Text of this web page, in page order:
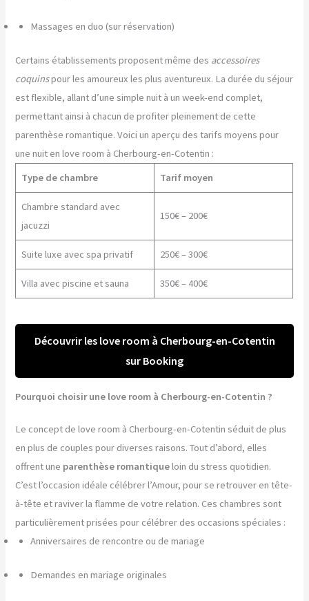
Massages en duo (sur réservation)
Certains établissements proposent même des accessoires
coquinspour les amoureux les plus aventureux. La durée du séjour
est flexible, allant d’une simple nuit à un week-end complet,
permettant ainsi à chacun de profiter pleinement de cette
parenthèse romantique. Voici un aperçu des tarifs moyens pour
une nuit en love room à Cherbourg-en-Cotentin :
Type de chambre
Tarif moyen
Chambre standard avec
jacuzzi
150€ – 200€
Suite luxe avec spa privatif 250€ – 300€
Villa avec piscine et sauna 350€ – 400€
Découvrir les love room à Cherbourg-en-Cotentin
sur Booking
Pourquoi choisir une love room à Cherbourg-en-Cotentin ?
Le concept de love room à Cherbourg-en-Cotentin séduit de plus
en plus de couples pour diverses raisons. Tout d’abord, elles
offrent une parenthèse romantiqueloin du stress quotidien.
C’est l’occasion idéale célébrer l’Amour, pour se retrouver en tête-
à-tête et raviver la flamme de votre relation. Ces chambres sont
particulièrement prisées pour célébrer des occasions spéciales :
Anniversaires de rencontre ou de mariage
Demandes en mariage originales